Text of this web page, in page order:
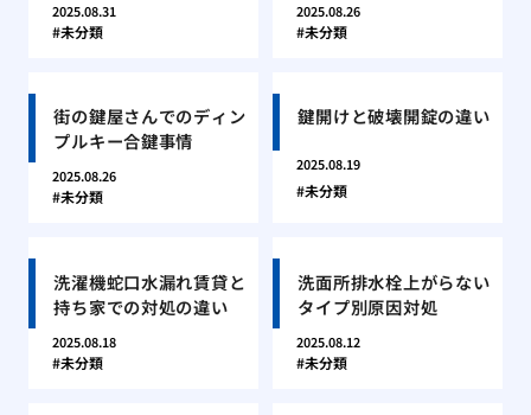
2025.08.31
未分類
2025.08.26
未分類
街の鍵屋さんでのディン
プルキー合鍵事情
2025.08.26
未分類
鍵開けと破壊開錠の違い
2025.08.19
未分類
洗濯機蛇口水漏れ賃貸と
持ち家での対処の違い
2025.08.18
未分類
洗面所排水栓上がらない
タイプ別原因対処
2025.08.12
未分類